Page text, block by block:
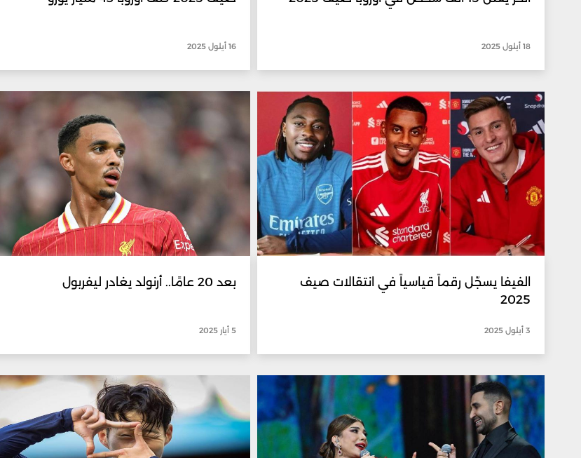
18 أيلول 2025 16 أيلول 2025
الفيفا يسجّل رقماً قياسياً في انتقالات صيف
2025
3 أيلول 2025
بعد 20 عامًا.. أرنولد يغادر ليفربول
5 أيار 2025